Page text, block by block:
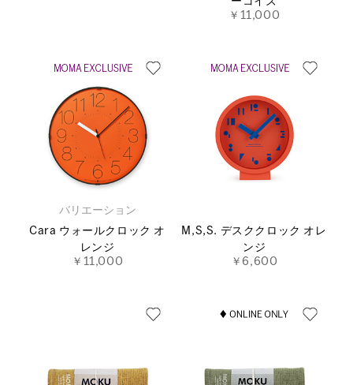
￥11,000
バリエーション
Cara ウォールクロック オ
レンジ
￥11,000
M,S,S. デスククロック オレ
ンジ
￥6,600